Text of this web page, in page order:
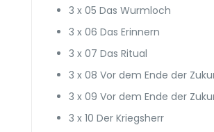
3 x 05 Das Wurmloch
3 x 06 Das Erinnern
3 x 07 Das Ritual
3 x 08 Vor dem Ende der
3 x 09 Vor dem Ende der
3 x 10 Der Kriegsherr